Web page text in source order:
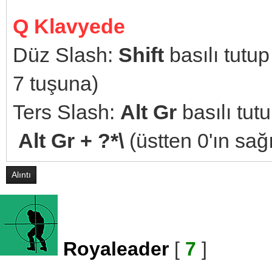
Q Klavyede
Düz Slash: Shift basılı
7 tuşuna)
Ters Slash: Alt Gr basılı
Alt Gr + ?*\ (üstten 0'ın
Alıntı
Royaleader [ 7 ]